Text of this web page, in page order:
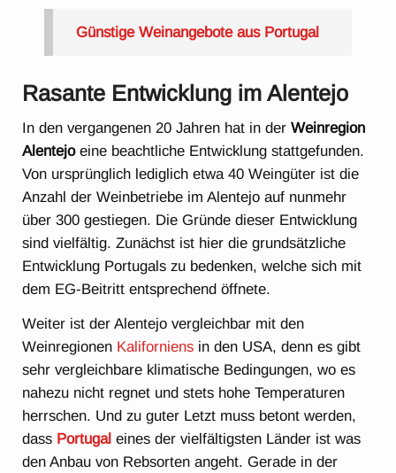
Günstige Weinangebote aus Portugal
Rasante Entwicklung im Alentejo
In den vergangenen 20 Jahren hat in derWeinregion
Alentejoeine beachtliche Entwicklung stattgefunden.
Von ursprünglich lediglich etwa 40 Weingüter ist die
Anzahl der Weinbetriebe im Alentejo auf nunmehr
über 300 gestiegen. Die Gründe dieser Entwicklung
sind vielfältig. Zunächst ist hier die grundsätzliche
Entwicklung Portugals zu bedenken, welche sich mit
dem EG-Beitritt entsprechend öffnete.
Weiter ist der Alentejo vergleichbar mit den
Weinregionen Kaliforniens in den USA, denn es gibt
sehr vergleichbare klimatische Bedingungen, wo es
nahezu nicht regnet und stets hohe Temperaturen
herrschen. Und zu guter Letzt muss betont werden,
dass Portugal eines der vielfältigsten Länder ist was
den Anbau von Rebsorten angeht. Gerade in der